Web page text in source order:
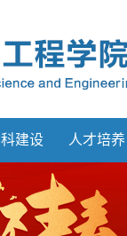
建设 人才培养